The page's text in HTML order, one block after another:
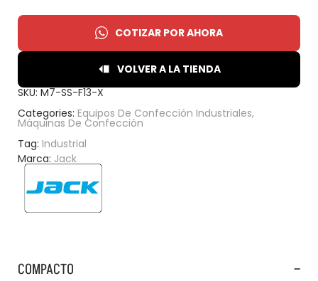
COTIZAR POR AHORA
VOLVER A LA TIENDA
SKU: M7-SS-F13-X
Categories: Equipos De Confección Industriales,
Máquinas De Confección
Tag: Industrial
Marca: Jack
COMPACTO